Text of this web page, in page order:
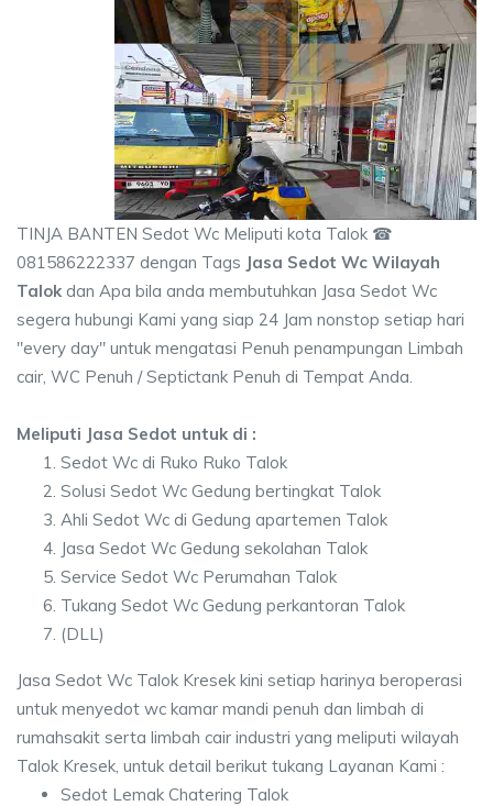
TINJA BANTEN Sedot Wc Meliputi kota Talok ☎
081586222337 dengan Tags Jasa Sedot Wc Wilayah
Talok dan Apa bila anda membutuhkan Jasa Sedot Wc
segera hubungi Kami yang siap 24 Jam nonstop setiap hari
"every day" untuk mengatasi Penuh penampungan Limbah
cair, WC Penuh / Septictank Penuh di Tempat Anda.
Meliputi Jasa Sedot untuk di :
Sedot Wc di Ruko Ruko Talok
Solusi Sedot Wc Gedung bertingkat Talok
Ahli Sedot Wc di Gedung apartemen Talok
Jasa Sedot Wc Gedung sekolahan Talok
Service Sedot Wc Perumahan Talok
Tukang Sedot Wc Gedung perkantoran Talok
(DLL)
Jasa Sedot Wc Talok Kresek kini setiap harinya beroperasi
untuk menyedot wc kamar mandi penuh dan limbah di
rumahsakit serta limbah cair industri yang meliputi wilayah
Talok Kresek, untuk detail berikut tukang Layanan Kami :
Sedot Lemak Chatering Talok